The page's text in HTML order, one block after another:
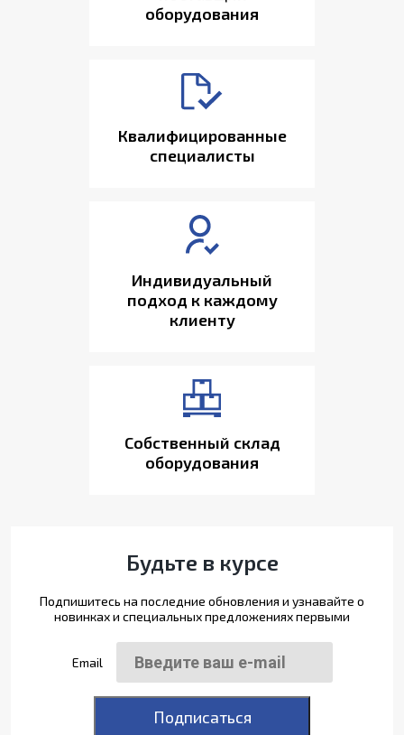
оборудования
Квалифицированные
специалисты
Индивидуальный
подход к каждому
клиенту
Собственный склад
оборудования
Будьте в курсе
Подпишитесь на последние обновления и узнавайте о
новинках и специальных предложениях первыми
Email
Подписаться